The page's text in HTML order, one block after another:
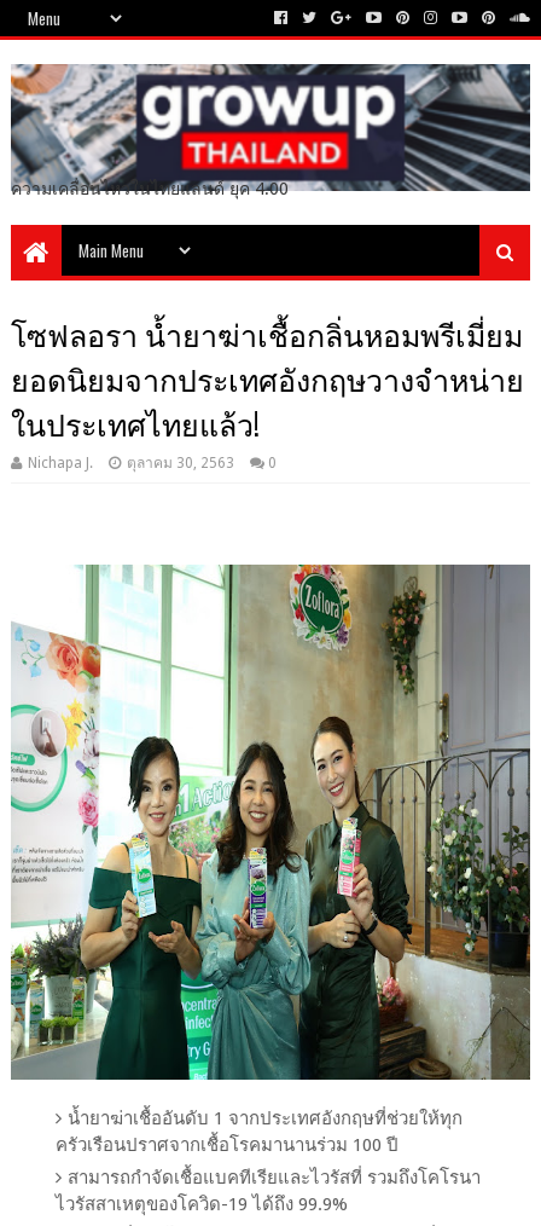
ความเคลื่อนไหวในไทยแลนด์ ยุค 4.00
โซฟลอรา น้ำยาฆ่าเชื้อกลิ่นหอมพรีเมี่ยม
ยอดนิยมจากประเทศอังกฤษวางจำหน่าย
ในประเทศไทยแล้ว!
Nichapa J. ตุลาคม 30, 2563 0
น้ำยาฆ่าเชื้ออันดับ 1 จากประเทศอังกฤษที่ช่วยให้ทุก
ครัวเรือนปราศจากเชื้อโรคมานานร่วม 100 ปี
สามารถกำจัดเชื้อแบคทีเรียและไวรัสที่ รวมถึงโคโรนา
ไวรัสสาเหตุของโควิด-19 ได้ถึง 99.9%